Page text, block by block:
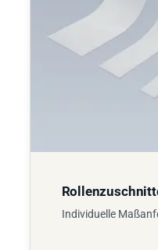
Individuelle